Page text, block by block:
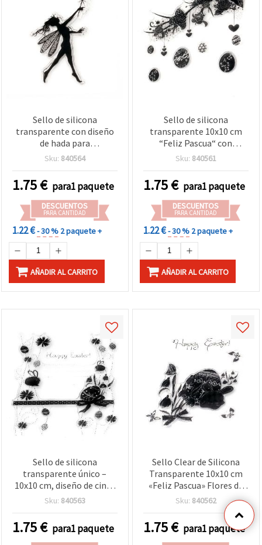
Sello de silicona
transparente con diseño
de hada para
scrapbooking y
Sku: 840564
1.75€ para1 paquete
DESCUENTOS
PARA CANTIDAD
1.22 €- 30 % 2 paquete +
AÑADIR AL CARRITO
Sello de silicona
transparente 10x10 cm
“Feliz Pascua“ con
corazones para
manualidades
Sku: 840561
1.75€ para1 paquete
DESCUENTOS
PARA CANTIDAD
1.22 €- 30 % 2 paquete +
AÑADIR AL CARRITO
Sello de silicona
transparente único –
10x10 cm, diseño de cinta
“Feliz Pascua”, perfecto
manualidades DIY
Sku: 840563
1.75€ para1 paquete
Sello Clear de Silicona
Transparente 10x10 cm
«Feliz Pascua» Flores de
Campanillas de Invierno
para Scrapbooking y
Manualidades
Sku: 840562
1.75€ para1 paquete